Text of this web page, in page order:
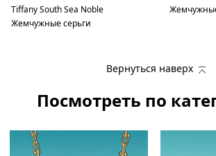
Tiffany South Sea Noble
Жемчужные серьги
Вернуться наверх
Посмотреть по